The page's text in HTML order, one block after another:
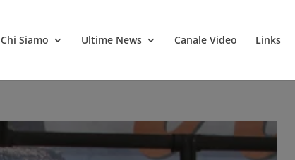
Chi Siamo Ultime News Canale Video Links